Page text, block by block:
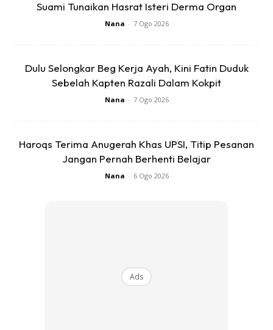
mereka yang sentiasa berkembang.
Suami Tunaikan Hasrat Isteri Derma Organ
Nana - 7 Ogo 2026
Dulu Selongkar Beg Kerja Ayah, Kini Fatin Duduk
Sebelah Kapten Razali Dalam Kokpit
Nana - 7 Ogo 2026
Haroqs Terima Anugerah Khas UPSI, Titip Pesanan
Jangan Pernah Berhenti Belajar
Nana - 6 Ogo 2026
Ads